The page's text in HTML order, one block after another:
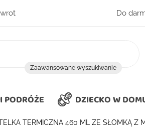
Do
Zaawansowane wyszukiwanie
PODRÓŻE DZIECKO W
TERMICZNA 460 ML ZE SŁOMKĄ Z